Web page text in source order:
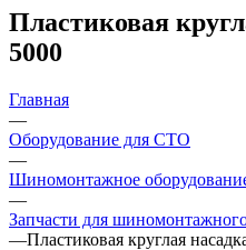
Пластиковая
5000
Главная
—
Оборудование для СТО
—
Шиномонтажное
—
Запчасти для
—Пластиковая круглая